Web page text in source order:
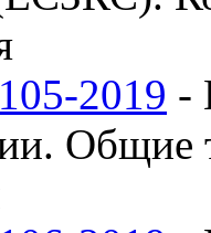
2019 -
Общие